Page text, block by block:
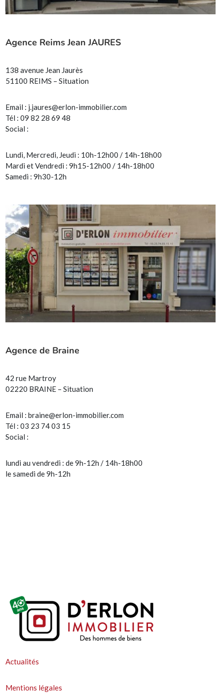
Agence Reims Jean JAURES
138 avenue Jean Jaurès
51100 REIMS – Situation
Email : j.jaures@erlon-immobilier.com
Tél : 09 82 28 69 48
Social :
Lundi, Mercredi, Jeudi : 10h-12h00 / 14h-18h00
Mardi et Vendredi : 9h15-12h00 / 14h-18h00
Samedi : 9h30-12h
Agence de Braine
42 rue Martroy
02220 BRAINE – Situation
Email :braine@erlon-immobilier.com
Tél : 03 23 74 03 15
Social :
lundi au vendredi : de 9h-12h / 14h-18h00
le samedi de 9h-12h
Actualités
Mentions légales